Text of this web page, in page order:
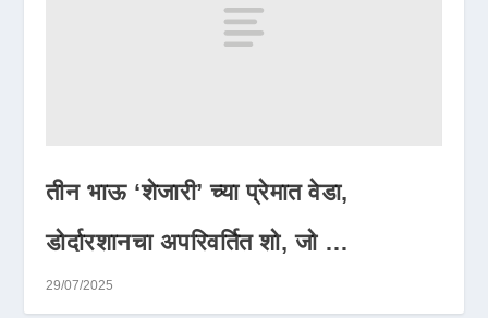
तीन भाऊ ‘शेजारी’ च्या प्रेमात वेडा,
डोर्दारशानचा अपरिवर्तित शो, जो …
29/07/2025